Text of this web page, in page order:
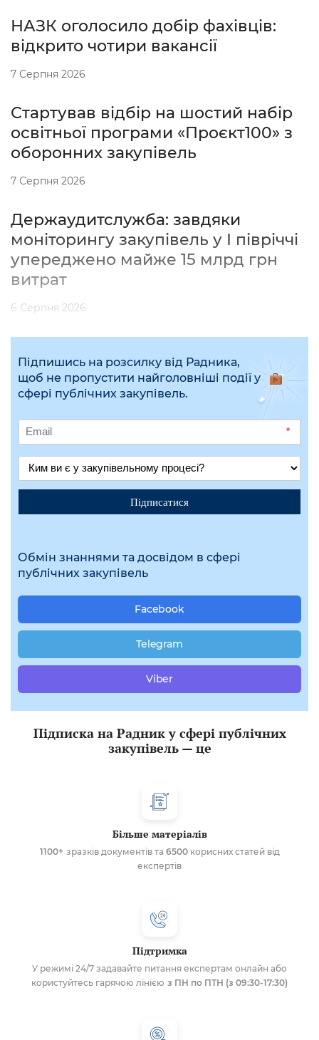
НАЗК оголосило добір фахівців:
відкрито чотири вакансії
7 Серпня 2026
Стартував відбір на шостий набір
освітньої програми «Проєкт100» з
оборонних закупівель
7 Серпня 2026
Держаудитслужба: завдяки
моніторингу закупівель у І півріччі
упереджено майже 15 млрд грн
витрат
6 Серпня 2026
Підпишись на розсилку від Радника,
щоб не пропустити найголовніші події у
сфері публічних закупівель.
*
Підписатися
Обмін знаннями та досвідом в сфері
публічних закупівель
Facebook
Telegram
Viber
Підписка на Радник у сфері публічних
закупівель — це
Більше матеріалів
1100+ зразків документів та 6500корисних статей від
експертів
Підтримка
У режимі 24/7 задавайте питання експертам онлайн або
користуйтесь гарячою лінією з ПН по ПТН (з 09:30-17:30)